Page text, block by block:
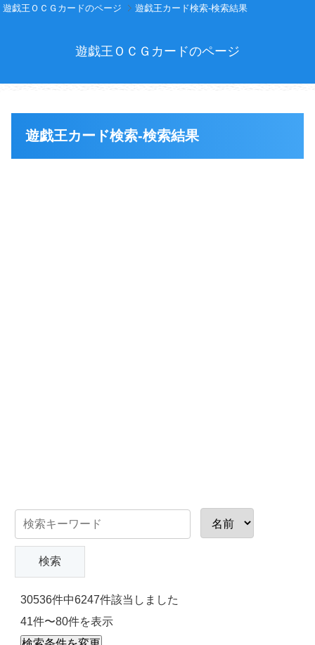
遊戯王ＯＣＧカードのページ 遊戯王カード検索-検索結果
遊戯王ＯＣＧカードのページ
遊戯王カード検索-検索結果
30536件中6247件該当しました
41件〜80件を表示